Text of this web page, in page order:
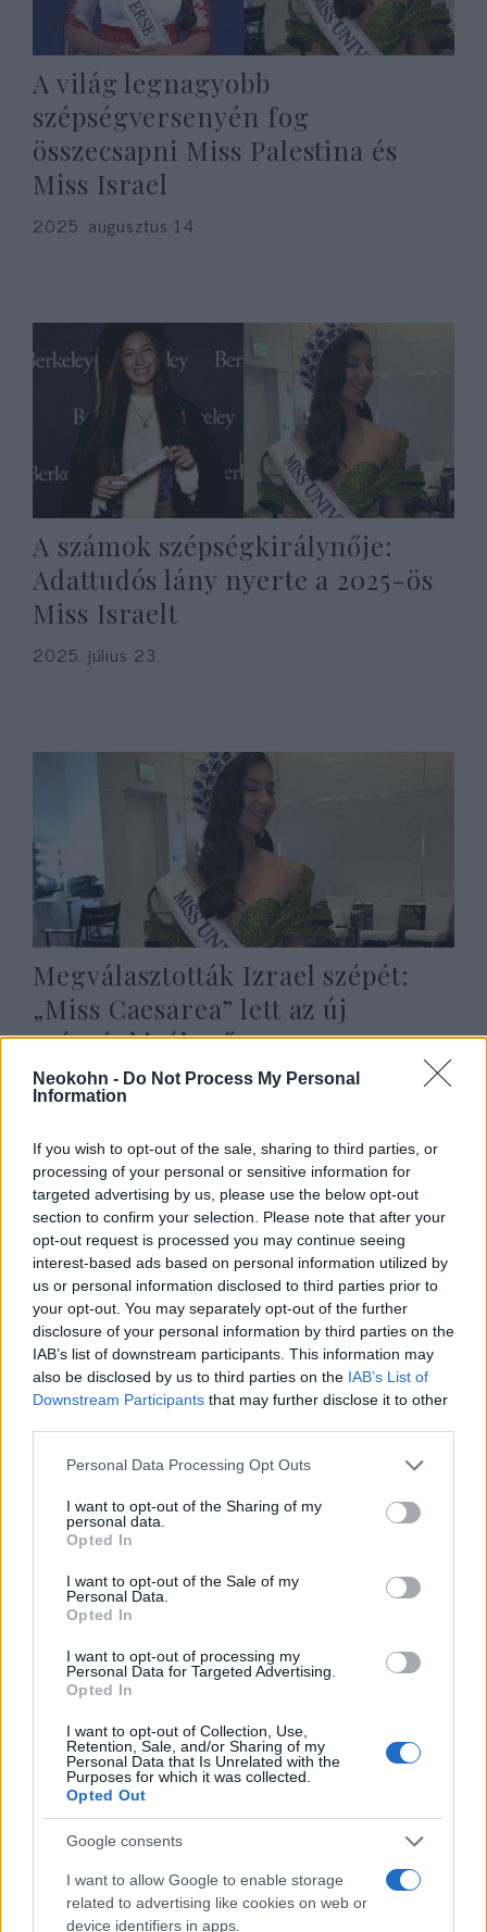
Neokohn - Do Not Process My Personal
Information
If you wish to opt-out of the sale, sharing to third parties, or
processing of your personal or sensitive information for
targeted advertising by us, please use the below opt-out
section to confirm your selection. Please note that after your
opt-out request is processed you may continue seeing
interest-based ads based on personal information utilized by
us or personal information disclosed to third parties prior to
your opt-out. You may separately opt-out of the further
disclosure of your personal information by third parties on the
IAB’s list of downstream participants. This information may
also be disclosed by us to third parties on the IAB’s List of
Downstream Participants that may further disclose it to other
Please note that this website/app uses one or more Google
not limited to your visit or usage behaviour. You may click to
grant or deny consent to Google and its third-party tags to
use your data for below specified purposes in below Google
consent section.
Personal Data Processing Opt Outs
I want to opt-out of the Sharing of my
personal data.
Opted In
I want to opt-out of the Sale of my
Personal Data.
Opted In
I want to opt-out of processing my
Personal Data for Targeted Advertising.
Opted In
I want to opt-out of Collection, Use,
Retention, Sale, and/or Sharing of my
Personal Data that Is Unrelated with the
Purposes for which it was collected.
Opted Out
Google consents
I want to allow Google to enable storage
related to advertising like cookies on web or
device identifiers in apps.
A világ legnagyobb
szépségversenyén fog
összecsapni Miss Palestina és
Miss Israel
2025. augusztus 14.
A számok szépségkirálynője:
Adattudós lány nyerte a 2025-ös
Miss Israelt
2025. július 23.
Megválasztották Izrael szépét:
„Miss Caesarea” lett az új
szépségkirálynő
2025. július 22.
Izraeli szépségkirálynő tette
helyre a zsidók halálát kívánó
énekest
2025. július 15.
Több mint 70 év után megszűnik
a Miss Izrael szépségverseny
2022. november 14.